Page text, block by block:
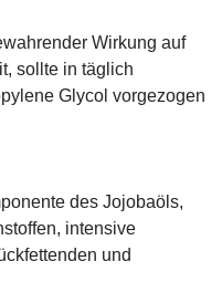
Wirkung auf
sollte in täglich
Glycol vorgezogen
des Jojobaöls,
intensive
und